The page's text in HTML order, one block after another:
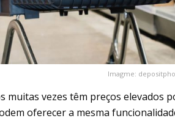
Imagme:
muitas vezes têm preços elevados
oferecer a mesma